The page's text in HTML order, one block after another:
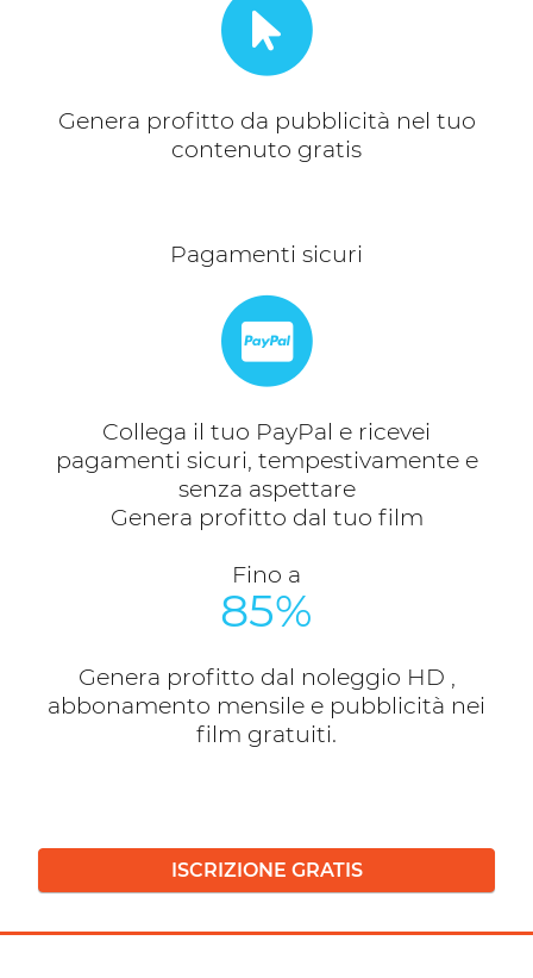
Genera profitto da pubblicità nel tuo
contenuto gratis
Pagamenti sicuri
Collega il tuo PayPal e ricevei
pagamenti sicuri, tempestivamente e
senza aspettare
Genera profitto dal tuo film
Fino a
85%
Genera profitto dal noleggio HD ,
abbonamento mensile e pubblicità nei
film gratuiti.
ISCRIZIONE GRATIS